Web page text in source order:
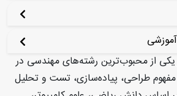
یکی از محبوب‌ترین رشته‌های مهندسی در
طراحی، پیاده‌سازی، تست و تحلیل